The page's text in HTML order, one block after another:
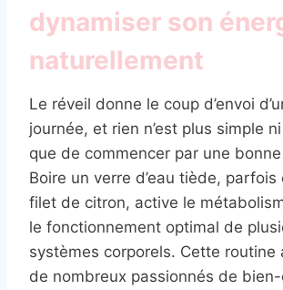
dynamiser son
naturellement
Le réveil donne le coup d’envoi
journée, et rien n’est plus simple
que de commencer par une
Boire un verre d’eau tiède, parfois
filet de citron, active le
le fonctionnement optimal de
systèmes corporels. Cette routine
de nombreux passionnés de